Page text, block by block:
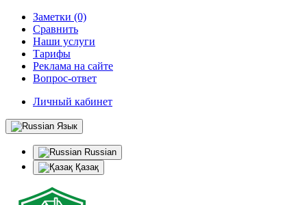
Заметки (0)
Сравнить
Наши услуги
Тарифы
Реклама на сайте
Вопрос-ответ
Личный кабинет
Язык
Russian
Қазақ